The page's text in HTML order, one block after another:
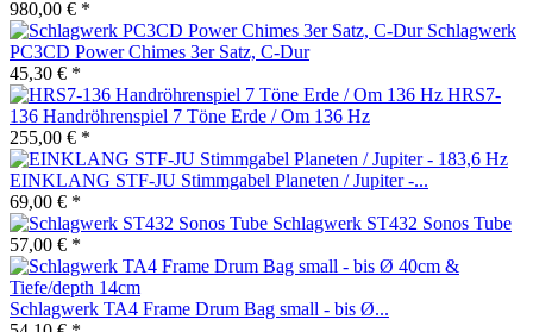
980,00 € *
Schlagwerk
PC3CD Power Chimes 3er Satz, C-Dur
45,30 € *
HRS7-
136 Handröhrenspiel 7 Töne Erde / Om 136 Hz
255,00 € *
EINKLANG STF-JU Stimmgabel Planeten / Jupiter -...
69,00 € *
Schlagwerk ST432 Sonos Tube
57,00 € *
Schlagwerk TA4 Frame Drum Bag small - bis Ø...